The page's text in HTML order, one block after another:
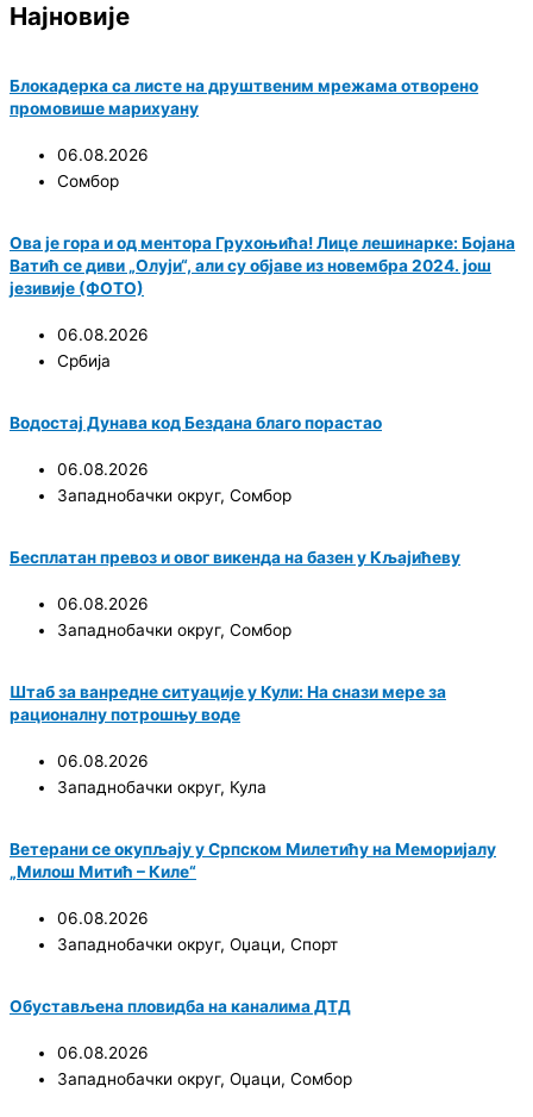
Најновије
Блокадерка са листе на друштвеним мрежама отворено
промовише марихуану
06.08.2026
Сомбор
Ова је гора и од ментора Грухоњића! Лице лешинарке: Бојана
Ватић се диви „Олуји“, али су објаве из новембра 2024. још
језивије (ФОТО)
06.08.2026
Србија
Водостај Дунава код Бездана благо порастао
06.08.2026
Западнобачки округ, Сомбор
Бесплатан превоз и овог викенда на базен у Кљајићеву
06.08.2026
Западнобачки округ, Сомбор
Штаб за ванредне ситуације у Кули: На снази мере за
рационалну потрошњу воде
06.08.2026
Западнобачки округ, Кула
Ветерани се окупљају у Српском Милетићу на Меморијалу
„Милош Митић – Киле“
06.08.2026
Западнобачки округ, Оџаци, Спорт
Обустављена пловидба на каналима ДТД
06.08.2026
Западнобачки округ, Оџаци, Сомбор